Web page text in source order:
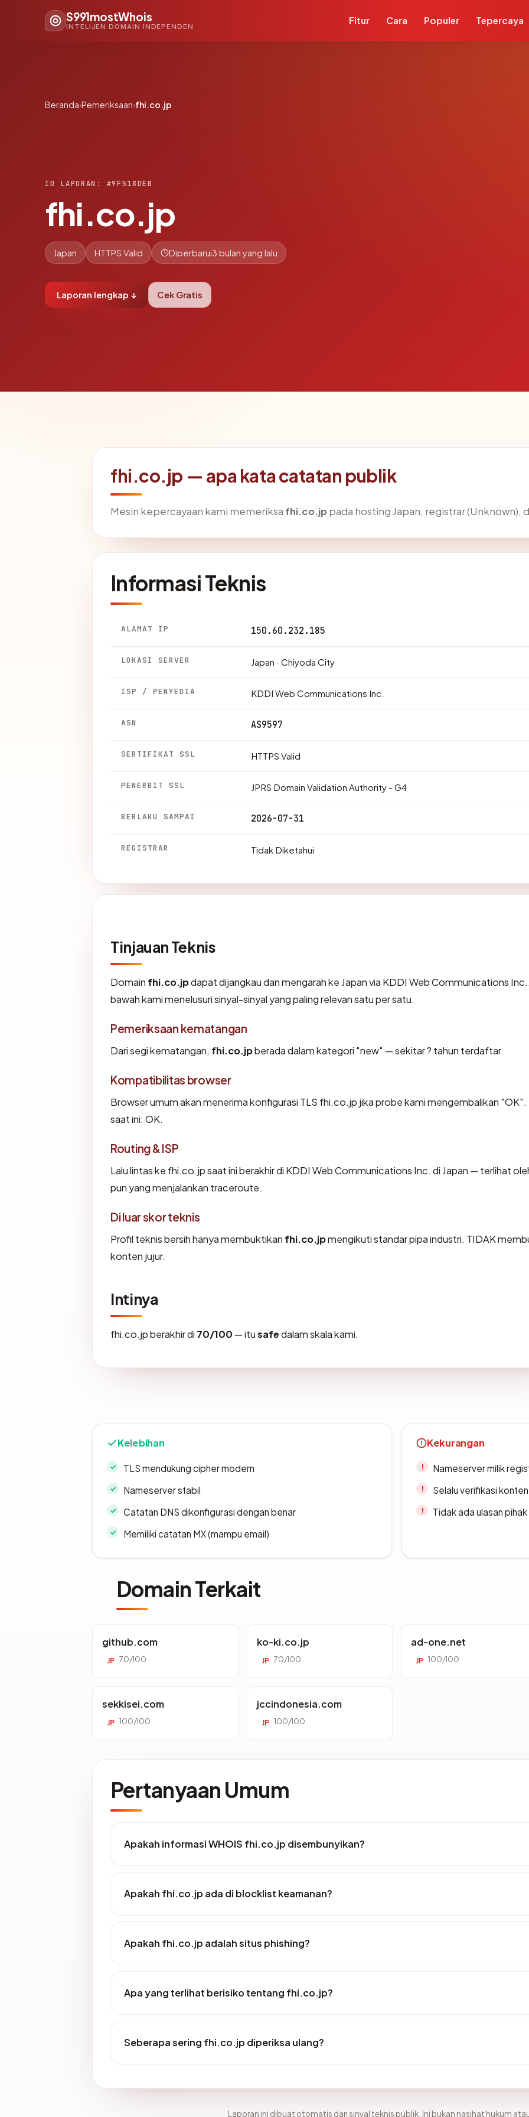
S991mostWhois
INTELIJEN DOMAIN INDEPENDEN
Fitur Cara Populer Tepercaya
Beranda›Pemeriksaan›fhi.co.jp
ID LAPORAN: #9F518DEB
fhi.co.jp
Japan HTTPS Valid Diperbarui3 bulan yang lalu
Laporan lengkap ↓ Cek Gratis
fhi.co.jp — apa kata catatan publik
Mesin kepercayaan kami memeriksa fhi.co.jppada hosting Japan, registrar (Unknown),
Informasi Teknis
ALAMAT IP 150.60.232.185
LOKASI SERVER Japan · Chiyoda City
ISP / PENYEDIA KDDI Web Communications Inc.
ASN AS9597
SERTIFIKAT SSL HTTPS Valid
PENERBIT SSL JPRS Domain Validation Authority - G4
BERLAKU SAMPAI 2026-07-31
REGISTRAR Tidak Diketahui
Tinjauan Teknis
Domain fhi.co.jpdapat dijangkau dan mengarah ke Japan via KDDI Web Communications
bawah kami menelusuri sinyal-sinyal yang paling relevan satu per satu.
Pemeriksaan kematangan
Dari segi kematangan, fhi.co.jpberada dalam kategori "new" — sekitar ? tahun terdaftar.
Kompatibilitas browser
Browser umum akan menerima konfigurasi TLS fhi.co.jp jika probe kami mengembalikan "OK".
saat ini: OK.
Routing & ISP
Lalu lintas ke fhi.co.jp saat ini berakhir di KDDI Web Communications Inc. di Japan — terlihat
pun yang menjalankan traceroute.
Di luar skor teknis
Profil teknis bersih hanya membuktikan fhi.co.jpmengikuti standar pipa industri. TIDAK
konten jujur.
Intinya
fhi.co.jp berakhir di 70/100 — itusafedalam skala kami.
Kelebihan
TLS mendukung cipher modern
Nameserver stabil
Catatan DNS dikonfigurasi dengan benar
Memiliki catatan MX (mampu email)
Kekurangan
Nameserver milik
Selalu verifikasi
Tidak ada ulasan
Domain Terkait
github.com
JP 70/100
ko-ki.co.jp
JP 70/100
ad-one.net
JP 100/100
sekkisei.com
JP 100/100
jccindonesia.com
JP 100/100
Pertanyaan Umum
Apakah informasi WHOIS fhi.co.jp disembunyikan?
Apakah fhi.co.jp ada di blocklist keamanan?
Apakah fhi.co.jp adalah situs phishing?
Apa yang terlihat berisiko tentang fhi.co.jp?
Seberapa sering fhi.co.jp diperiksa ulang?
Laporan ini dibuat otomatis dari sinyal teknis publik. Ini bukan nasihat hukum